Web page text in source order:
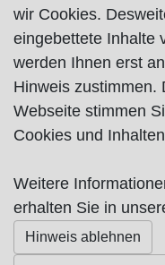
Karte nur
Impressum|
© Worpswede24
wir Cookies.
eingebettete Inhalte
werden Ihnen erst
Hinweis zustimmen.
Webseite stimmen
Cookies und
Weitere
erhalten Sie in
Hinweis ablehnen